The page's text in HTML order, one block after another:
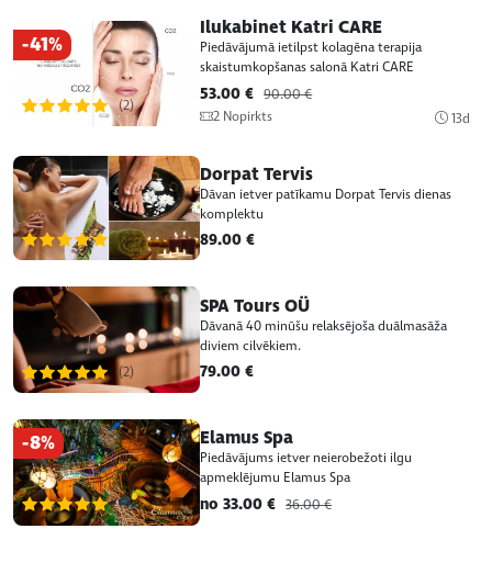
-41%
(2)
Ilukabinet Katri CARE
Piedāvājumā ietilpst kolagēna terapija
skaistumkopšanas salonā Katri CARE
53.00 € 90.00 €
2 Nopirkts
13d
(2)
Dorpat Tervis
Dāvan ietver patīkamu Dorpat Tervis dienas
komplektu
89.00 €
(2)
SPA Tours OÜ
Dāvanā 40 minūšu relaksējoša duālmasāža
diviem cilvēkiem.
79.00 €
-8%
(2)
Elamus Spa
Piedāvājums ietver neierobežoti ilgu
apmeklējumu Elamus Spa
no 33.00 € 36.00 €